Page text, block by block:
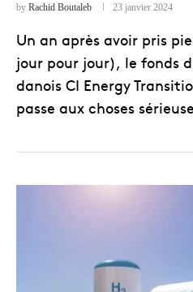
by Rachid Boutaleb 23 janvier 2024
Un an après avoir pris
jour pour jour), le fonds
danois CI Energy
passe aux choses